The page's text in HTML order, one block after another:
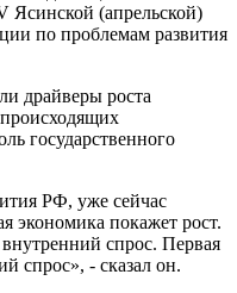
Ясинской (апрельской)
по проблемам развития
драйверы роста
государственного
РФ, уже сейчас
экономика покажет рост.
спрос. Первая
спрос», - сказал он.